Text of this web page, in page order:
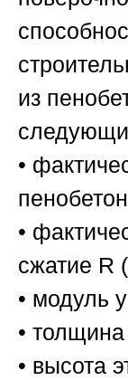
из
•
•
сжатие R
• модуль
•
• высота